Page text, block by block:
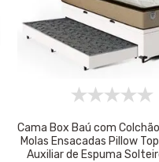
Cama Box Baú com
Molas Ensacadas Pillow
Auxiliar de Espuma